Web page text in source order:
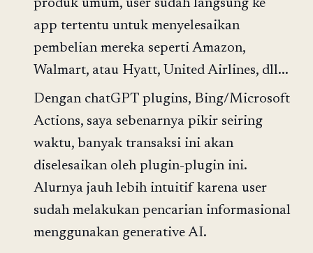
produk umum, user sudah langsung ke
app tertentu untuk menyelesaikan
pembelian mereka seperti Amazon,
Walmart, atau Hyatt, United Airlines, dll...
Dengan chatGPT plugins, Bing/Microsoft
Actions, saya sebenarnya pikir seiring
waktu, banyak transaksi ini akan
diselesaikan oleh plugin-plugin ini.
Alurnya jauh lebih intuitif karena user
sudah melakukan pencarian informasional
menggunakan generative AI.